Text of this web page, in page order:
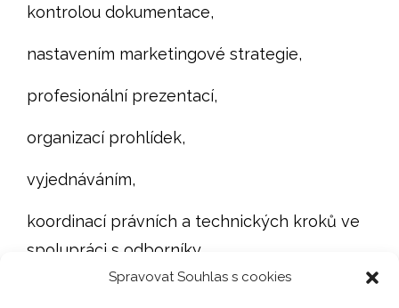
Spravovat Souhlas s cookies
kontrolou dokumentace,
nastavením marketingové strategie,
profesionální prezentací,
organizací prohlídek,
vyjednáváním,
koordinací právních a technických kroků ve
spolupráci s odborníky.